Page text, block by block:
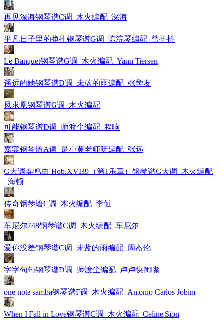
再见深海钢琴谱C调_木火编配_深海
平凡日子里的挣扎钢琴谱G调_陈浣琴编配_曾抖抖
Le Banquet钢琴谱G调_木火编配_Yann Tiersen
遥远的她钢琴谱D调_未蓝的雨编配_张学友
凤求凰钢琴谱G调_木火编配
可能钢琴谱D调_师渡尘编配_程响
嘉宾钢琴谱A调_是小黄老师呀编配_张远
G大调奏鸣曲 Hob.XVI39（第1乐章）钢琴谱G大调_木火编配
_海顿
传奇钢琴谱C调_木火编配_李健
车尼尔748钢琴谱C调_木火编配_车尼尔
爱你没差钢琴谱C调_未蓝的雨编配_周杰伦
字字句句钢琴谱D调_师渡尘编配_卢卢快闭嘴
one note samba钢琴谱F调_木火编配_Antonio Carlos Jobim
When I Fall in Love钢琴谱C调_木火编配_Celine Sion